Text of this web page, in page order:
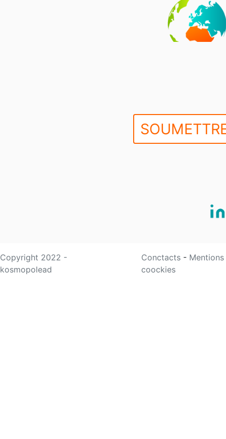
Copyright 2022 -
kosmopolead
Conctacts -
coockies